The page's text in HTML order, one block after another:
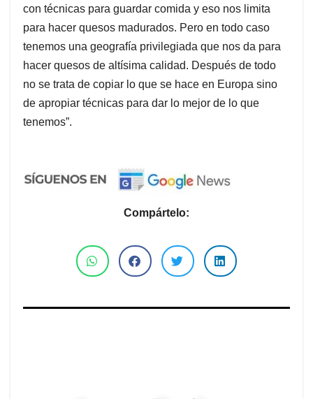
con técnicas para guardar comida y eso nos limita
para hacer quesos madurados. Pero en todo caso
tenemos una geografía privilegiada que nos da para
hacer quesos de altísima calidad. Después de todo
no se trata de copiar lo que se hace en Europa sino
de apropiar técnicas para dar lo mejor de lo que
tenemos”.
Compártelo: